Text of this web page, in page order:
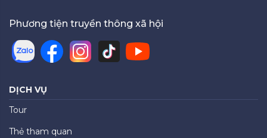
Phương tiện truyền thông xã hội
DỊCH VỤ
Tour
Thẻ tham quan